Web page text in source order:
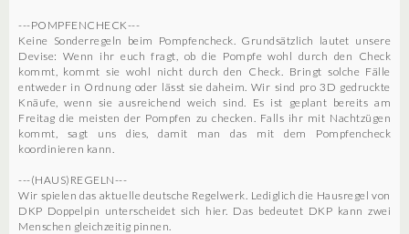
---POMPFENCHECK---
Keine Sonderregeln beim Pompfencheck. Grundsätzlich lautet unsere
Devise: Wenn ihr euch fragt, ob die Pompfe wohl durch den Check
kommt, kommt sie wohl nicht durch den Check. Bringt solche Fälle
entweder in Ordnung oder lässt sie daheim. Wir sind pro 3D gedruckte
Knäufe, wenn sie ausreichend weich sind. Es ist geplant bereits am
Freitag die meisten der Pompfen zu checken. Falls ihr mit Nachtzügen
kommt, sagt uns dies, damit man das mit dem Pompfencheck
koordinieren kann.
---(HAUS)REGELN---
Wir spielen das aktuelle deutsche Regelwerk. Lediglich die Hausregel von
DKP Doppelpin unterscheidet sich hier. Das bedeutet DKP kann zwei
Menschen gleichzeitig pinnen.